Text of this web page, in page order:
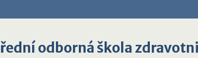
odborná škola